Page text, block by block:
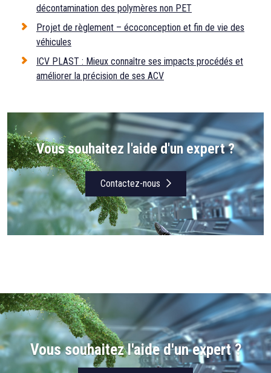
décontamination des polymères non PET
Projet de règlement – écoconception et fin de vie des
véhicules
ICV PLAST : Mieux connaître ses impacts procédés et
améliorer la précision de ses ACV
Vous souhaitez l'aide d'un expert ?
Contactez-nous
Vous souhaitez l'aide d'un expert ?